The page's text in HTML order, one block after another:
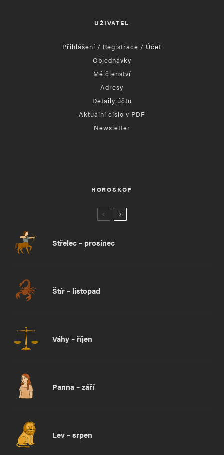
UŽIVATEL
Přihlášení / Registrace / Účet
Objednávky
Mé členství
Adresy
Detaily účtu
Aktuální číslo v PDF
Newsletter
HOROSKOP
Střelec – prosinec
Štír – listopad
Váhy – říjen
Panna – září
Lev – srpen